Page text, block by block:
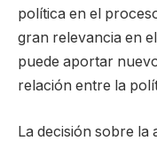
política en el
gran relevancia en
puede aportar
relación entre la
La decisión sobre la